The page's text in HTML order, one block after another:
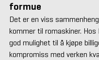
formue
Det er en viss
kommer til romaskiner.
god mulighet til å kjøpe
kompromiss med verken